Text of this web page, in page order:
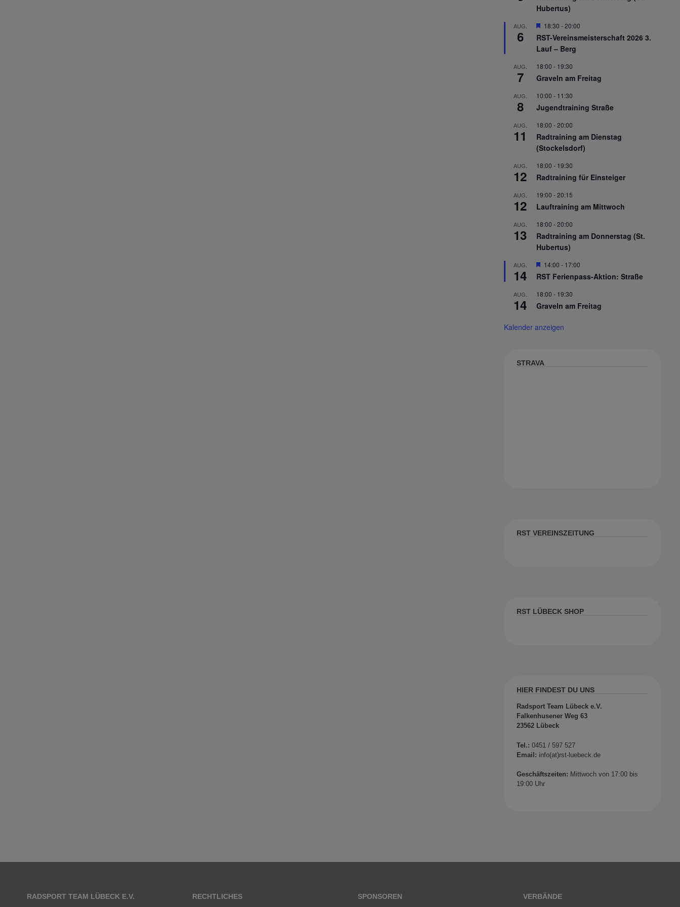
Hubertus)
AUG.
6
Hervorgehoben
18:30 -20:00
RST-Vereinsmeisterschaft 2026 3.
Lauf – Berg
AUG.
7
18:00 - 19:30
Graveln am Freitag
AUG.
8
10:00 - 11:30
Jugendtraining Straße
AUG.
11
18:00 -20:00
Radtraining am Dienstag
(Stockelsdorf)
AUG.
12
18:00 - 19:30
Radtraining für Einsteiger
AUG.
12
19:00 -20:15
Lauftraining am Mittwoch
AUG.
13
18:00 -20:00
Radtraining am Donnerstag (St.
Hubertus)
AUG.
14
Hervorgehoben
14:00 - 17:00
RST Ferienpass-Aktion: Straße
AUG.
14
18:00 - 19:30
Graveln am Freitag
Kalender anzeigen
STRAVA
RST VEREINSZEITUNG
RST LÜBECK SHOP
HIER FINDEST DU UNS
Radsport Team Lübeck e.V.
Falkenhusener Weg 63
23562 Lübeck
Tel.: 0451 / 597 527
Email: info(at)rst-luebeck.de
Geschäftszeiten: Mittwoch von 17:00 bis
19:00 Uhr
RADSPORT TEAM LÜBECK E.V. RECHTLICHES SPONSOREN VERBÄNDE